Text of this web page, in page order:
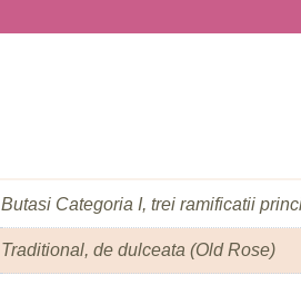
Butasi Categoria I, trei ramificatii
Traditional, de dulceata (Old Rose)